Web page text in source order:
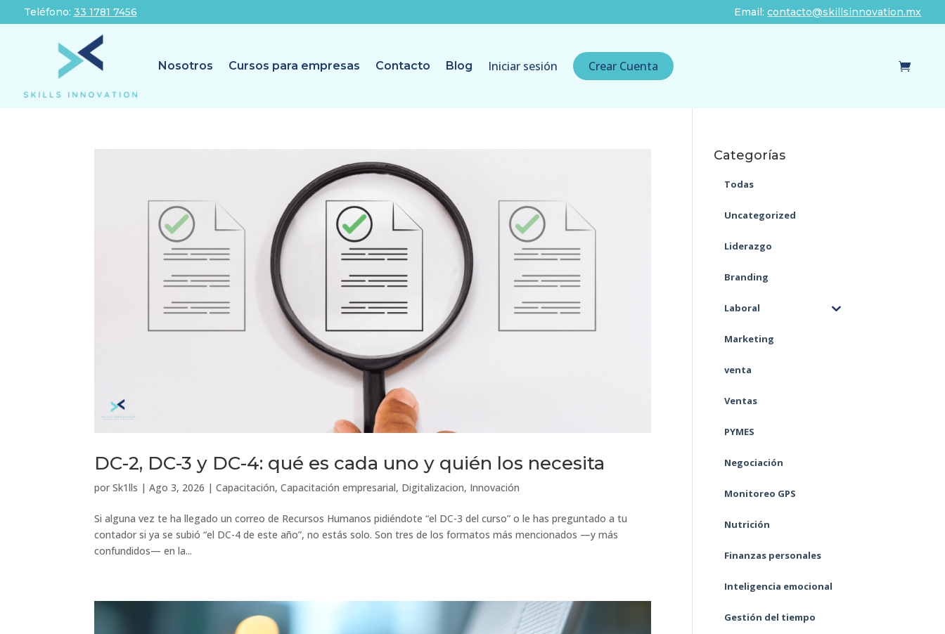
Teléfono: 33 1781 7456 Email:contacto@skillsinnovation.mx
Nosotros Cursos para empresas Contacto Blog Iniciar sesión Crear Cuenta
DC-2, DC-3 y DC-4: qué es cada uno y quién los necesita
porSk1lls |Ago 3, 2026 |Capacitación,Capacitación empresarial, Digitalizacion, Innovación
Si alguna vez te ha llegado un correo de Recursos Humanos pidiéndote “el DC-3 del curso” o le has preguntado a tu
contador si ya se subió “el DC-4 de este año”, no estás solo. Son tres de los formatos más mencionados —y más
confundidos— en la...
Categorías
Todas
Uncategorized
Liderazgo
Branding
Laboral
Marketing
venta
Ventas
PYMES
Negociación
Monitoreo GPS
Nutrición
Finanzas personales
Inteligencia emocional
Gestión del tiempo